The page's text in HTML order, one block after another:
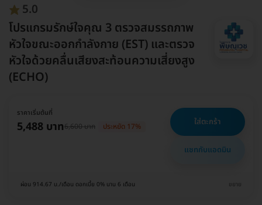
5.0
โปรแกรมรักษ์ใจคุณ 3 ตรวจสมรรถภาพ
หัวใจขณะออกกำลังกาย (EST) และตรวจ
หัวใจด้วยคลื่นเสียงสะท้อนความเสี่ยงสูง
(ECHO)
ราคาเริ่มต้นที่
5,488 บาท6,600 บาท ประหยัด 17% ใส่ตะกร้า
แชทกับแอดมิน
ผ่อน 914.67 บ./เดือน ดอกเบี้ย 0% นาน 6 เดือน ขยาย